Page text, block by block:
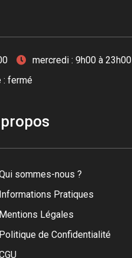
mercredi : 9h00 à 23h00
: fermé
sommes-nous ?
Informations Pratiques
Mentions Légales
Politique de Confidentialité